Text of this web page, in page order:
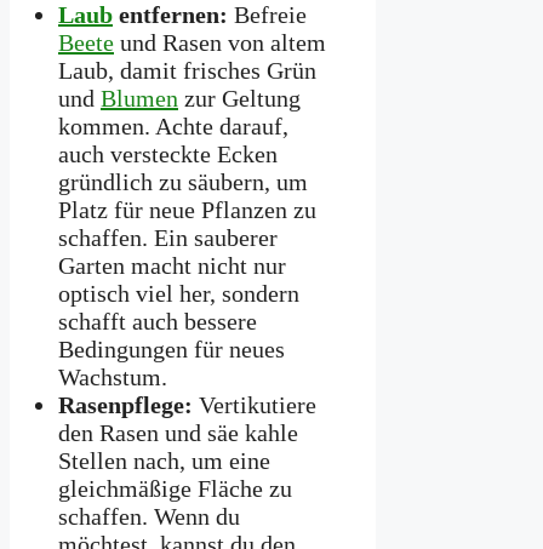
Laub entfernen: Befreie
Beete und Rasen von altem
Laub, damit frisches Grün
und Blumen zur Geltung
kommen. Achte darauf,
auch versteckte Ecken
gründlich zu säubern, um
Platz für neue Pflanzen zu
schaffen. Ein sauberer
Garten macht nicht nur
optisch viel her, sondern
schafft auch bessere
Bedingungen für neues
Wachstum.
Rasenpflege: Vertikutiere
den Rasen und säe kahle
Stellen nach, um eine
gleichmäßige Fläche zu
schaffen. Wenn du